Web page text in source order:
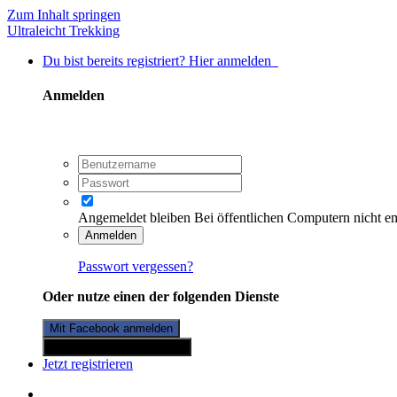
Zum Inhalt springen
Ultraleicht Trekking
Du bist bereits registriert? Hier anmelden
Anmelden
Angemeldet bleiben Bei öffentlichen Computern nicht
Anmelden
Passwort vergessen?
Oder nutze einen der folgenden Dienste
Mit Facebook anmelden
Jetzt registrieren